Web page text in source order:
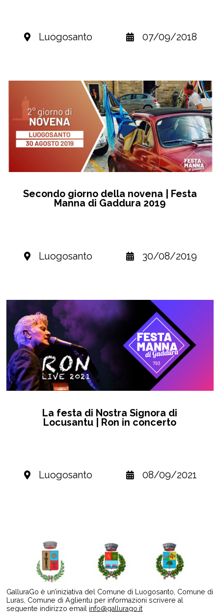
Luogosanto 07/09/2018
Secondo giorno della novena | Festa
Manna di Gaddura 2019
Luogosanto 30/08/2019
La festa di Nostra Signora di
Locusantu | Ron in concerto
Luogosanto 08/09/2021
GalluraGo è un’iniziativa del Comune di Luogosanto, Comune di
Luras, Comune di Aglientu per informazioni scrivere al
seguente indirizzo email info@gallurago.it